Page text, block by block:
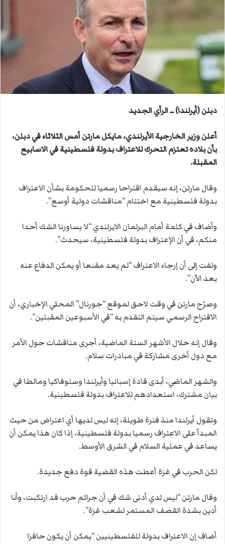
ا
إ
ن
ي
دبلن (أيرلندا) ــ الرأي الجديد
أعلن وزير الخارجية الأيرلندي، مايكل مارتن أمس الثلاثاء في دبلن،
بأن بلاده تعتزم التحرك للاعتراف بدولة فلسطينية في الاسابيع
المقبلة.
وقال مارتن، إنه سيقدم اقتراحا رسميا للحكومة بشأن الاعتراف
بدولة فلسطينية مع اختتام “مناقشات دولية أوسع”.
وأضاف في كلمة أمام البرلمان الايرلندي “لا يساورنا الشك أحدا
منكم، في أن الإعتراف بدولة فلسطينية، سيحدث”.
ولفت إلى أن إرجاء الاعتراف “لم يعد مقنعا أو يمكن الدفاع عنه
بعد الآن”.
وصرّح مارتن في وقت لاحق لموقع “جورنال” المحلي الإخباري، أن
الاقتراح الرسمي سيتم التقدم به “في الأسبوعين المقبلين”.
وقال إنه خلال الأشهر الستة الماضية، أجرى مناقشات حول الأمر
مع دول أخرى مشاركة في مبادرات سلام.
والشهر الماضي، أبدى قادة إسبانيا وأيرلندا وسلوفاكيا ومالطا في
بيان مشترك، استعدادهم للاعتراف بدولة فلسطينية.
وتقول أيرلندا منذ فترة طويلة، إنه ليس لديها أي اعتراض من حيث
المبدأ على الاعتراف رسميا بدولة فلسطينية، إذا كان هذا يمكن أن
يساعد في عملية السلام في الشرق الأوسط.
لكن الحرب في غزة أعطت هذه القضية قوة دفع جديدة.
وقال مارتن “ليس لدي أدنى شك في أن جرائم حرب قد ارتكبت، وأنا
أدين بشدة القصف المستمر لشعب غزة”.
أضاف إن الاعتراف بدولة للفلسطينيين “يمكن أن يكون حافزا